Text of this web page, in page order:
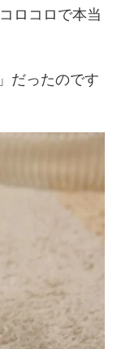
ロコロで本当
だったのです